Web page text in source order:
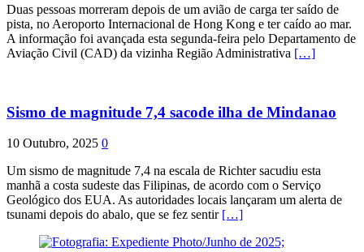
Duas pessoas morreram depois de um avião de carga ter saído de
pista, no Aeroporto Internacional de Hong Kong e ter caído ao mar.
A informação foi avançada esta segunda-feira pelo Departamento de
Aviação Civil (CAD) da vizinha Região Administrativa […]
Sismo de magnitude 7,4 sacode ilha de Mindanao
10 Outubro, 2025 0
Um sismo de magnitude 7,4 na escala de Richter sacudiu esta
manhã a costa sudeste das Filipinas, de acordo com o Serviço
Geológico dos EUA. As autoridades locais lançaram um alerta de
tsunami depois do abalo, que se fez sentir […]